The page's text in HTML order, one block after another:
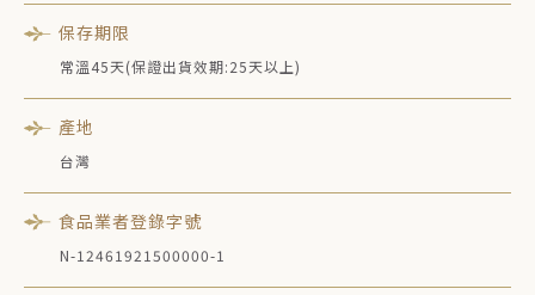
保存期限
常溫45天(保證出貨效期:25天以上)
產地
台灣
食品業者登錄字號
N-12461921500000-1